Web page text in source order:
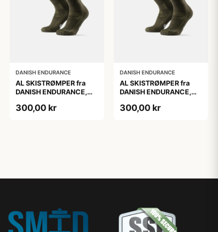
DANISH ENDURANCE
AL SKISTRØMPER fra
DANISH ENDURANCE,
300,00 kr
DANISH ENDURANCE
AL SKISTRØMPER fra
DANISH ENDURANCE,
300,00 kr